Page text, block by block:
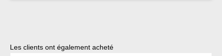
Ignorer la galerie de produits
Les clients ont également acheté